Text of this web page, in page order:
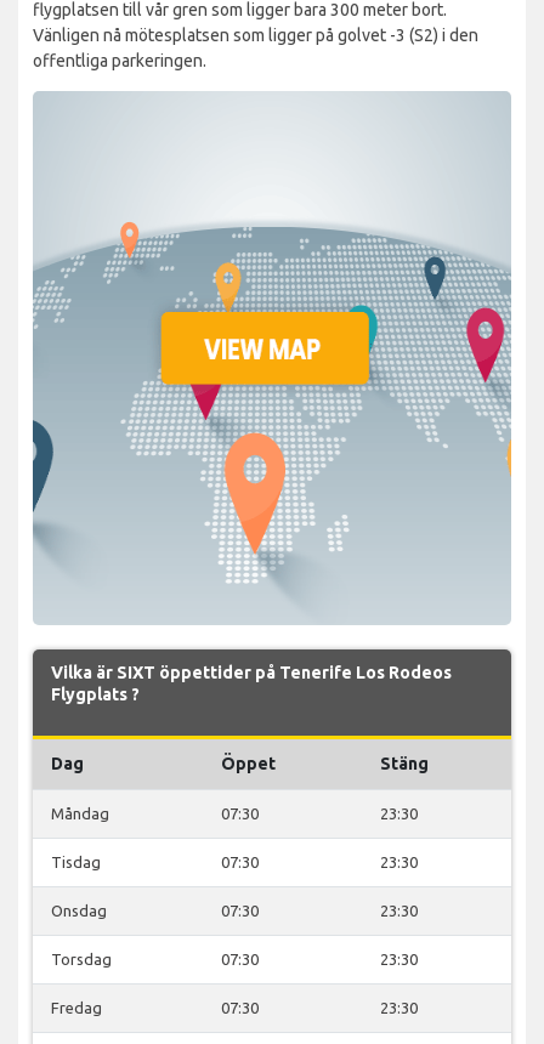
flygplatsen till vår gren som ligger bara 300 meter bort.
Vänligen nå mötesplatsen som ligger på golvet -3 (S2) i den
offentliga parkeringen.
Vilka är SIXT öppettider på Tenerife Los Rodeos
Flygplats ?
Dag Öppet Stäng
Måndag 07:30 23:30
Tisdag 07:30 23:30
Onsdag 07:30 23:30
Torsdag 07:30 23:30
Fredag 07:30 23:30